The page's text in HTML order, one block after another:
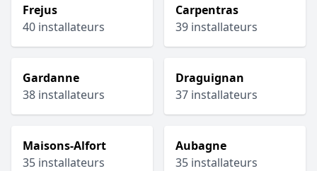
Frejus
40 installateurs
Carpentras
39 installateurs
Gardanne
38 installateurs
Draguignan
37 installateurs
Maisons-Alfort
35 installateurs
Aubagne
35 installateurs